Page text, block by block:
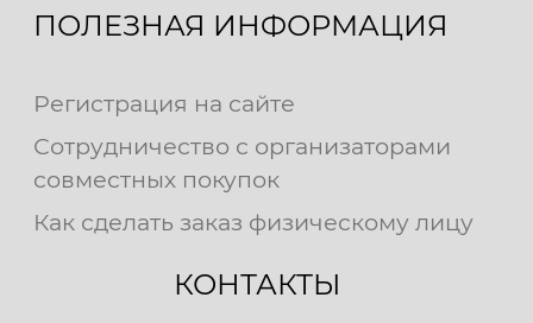
ПОЛЕЗНАЯ ИНФОРМАЦИЯ
Регистрация на сайте
Сотрудничество с организаторами
совместных покупок
Как сделать заказ физическому лицу
КОНТАКТЫ